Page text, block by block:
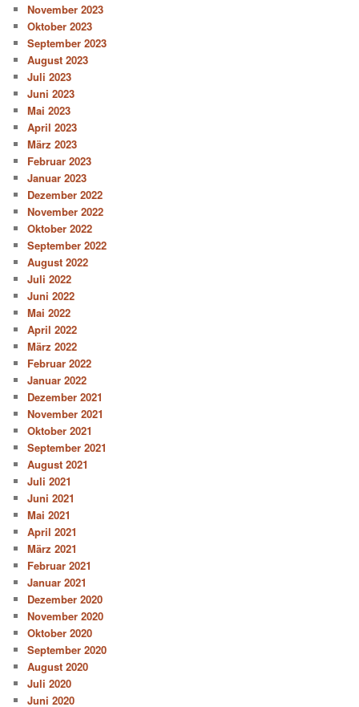
November 2023
Oktober 2023
September 2023
August 2023
Juli 2023
Juni 2023
Mai 2023
April 2023
März 2023
Februar 2023
Januar 2023
Dezember 2022
November 2022
Oktober 2022
September 2022
August 2022
Juli 2022
Juni 2022
Mai 2022
April 2022
März 2022
Februar 2022
Januar 2022
Dezember 2021
November 2021
Oktober 2021
September 2021
August 2021
Juli 2021
Juni 2021
Mai 2021
April 2021
März 2021
Februar 2021
Januar 2021
Dezember 2020
November 2020
Oktober 2020
September 2020
August 2020
Juli 2020
Juni 2020